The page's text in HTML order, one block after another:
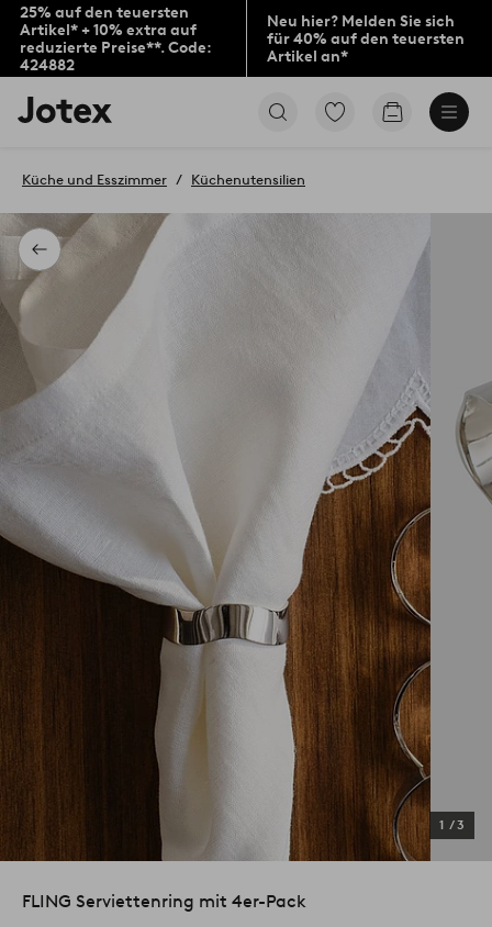
25% auf den teuersten
Artikel* + 10% extra auf
reduzierte Preise**. Code:
424882
Neu hier? Melden Sie sich
für 40% auf den teuersten
Artikel an*
Jotex-
Logo
Startseite
Zu
Produkten
Zum
Zurück
Küche und Esszimmer Küchenutensilien
1 /3
FLING Serviettenring mit 4er-Pack